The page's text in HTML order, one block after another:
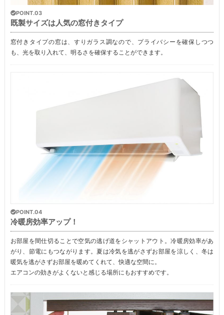
POINT.03
既製サイズは人気の窓付きタイプ
窓付きタイプの窓は、すりガラス調なので、プライバシーを確保しつつ
も、光を取り入れて、明るさを確保することができます。
POINT.04
冷暖房効率アップ！
お部屋を間仕切ることで空気の逃げ道をシャットアウト。冷暖房効率があ
がり、節電にもつながります。夏は冷気を逃がさずお部屋を涼しく、冬は
暖気を逃がさずお部屋を暖めてくれて、快適な空間に。
エアコンの効きがよくないと感じる場所にもおすすめです。